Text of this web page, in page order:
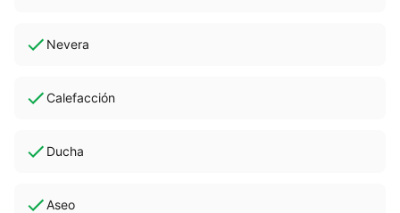
Nevera
Calefacción
Ducha
Aseo